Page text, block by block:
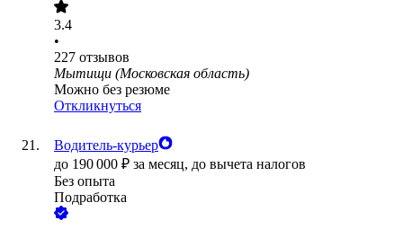
3.4
•
227 отзывов
Мытищи (Московская область)
Можно без резюме
Откликнуться
Водитель-курьер
до 190 000 ₽ за месяц, до вычета налогов
Без опыта
Подработка